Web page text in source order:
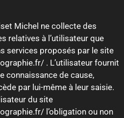
Michel ne collecte des
relatives à l’utilisateur que
services proposés par le site
. L’utilisateur fournit
connaissance de cause,
par lui-même à leur saisie.
du site
l’obligation ou non